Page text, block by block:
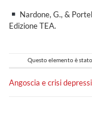
Nardone, G., &
Edizione TEA.
Questo elemento è
Angoscia e crisi